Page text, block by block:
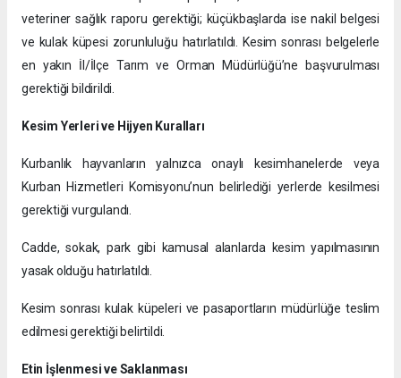
veteriner sağlık raporu gerektiği; küçükbaşlarda ise nakil belgesi
ve kulak küpesi zorunluluğu hatırlatıldı. Kesim sonrası belgelerle
en yakın İl/İlçe Tarım ve Orman Müdürlüğü’ne başvurulması
gerektiği bildirildi.
Kesim Yerleri ve Hijyen Kuralları
Kurbanlık hayvanların yalnızca onaylı kesimhanelerde veya
Kurban Hizmetleri Komisyonu’nun belirlediği yerlerde kesilmesi
gerektiği vurgulandı.
Cadde, sokak, park gibi kamusal alanlarda kesim yapılmasının
yasak olduğu hatırlatıldı.
Kesim sonrası kulak küpeleri ve pasaportların müdürlüğe teslim
edilmesi gerektiği belirtildi.
Etin İşlenmesi ve Saklanması